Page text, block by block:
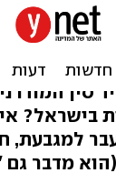
הוא
נטול
סין
בישראל?
למגבעת,
מדבר גם